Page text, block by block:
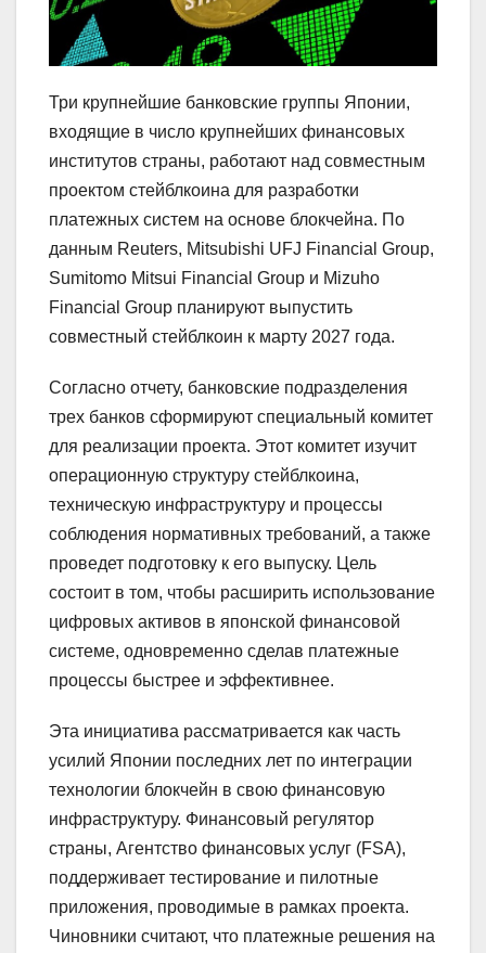
Три крупнейшие банковские группы Японии,
входящие в число крупнейших финансовых
институтов страны, работают над совместным
проектом стейблкоина для разработки
платежных систем на основе блокчейна. По
данным Reuters, Mitsubishi UFJ Financial Group,
Sumitomo Mitsui Financial Group и Mizuho
Financial Group планируют выпустить
совместный стейблкоин к марту 2027 года.
Согласно отчету, банковские подразделения
трех банков сформируют специальный комитет
для реализации проекта. Этот комитет изучит
операционную структуру стейблкоина,
техническую инфраструктуру и процессы
соблюдения нормативных требований, а также
проведет подготовку к его выпуску. Цель
состоит в том, чтобы расширить использование
цифровых активов в японской финансовой
системе, одновременно сделав платежные
процессы быстрее и эффективнее.
Эта инициатива рассматривается как часть
усилий Японии последних лет по интеграции
технологии блокчейн в свою финансовую
инфраструктуру. Финансовый регулятор
страны, Агентство финансовых услуг (FSA),
поддерживает тестирование и пилотные
приложения, проводимые в рамках проекта.
Чиновники считают, что платежные решения на